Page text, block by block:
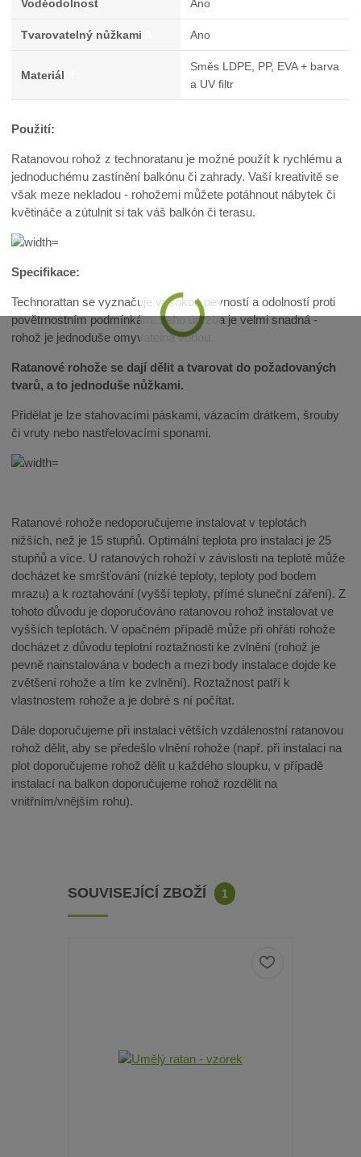
Voděodolnost Ano
Tvarovatelný nůžkami Ano
Materiál
Směs LDPE, PP, EVA + barva
a UV filtr
Použití:
Ratanovou rohož z technoratanu je možné použít k rychlému a
jednoduchému zastínění balkónu či zahrady. Vaší kreativitě se
však meze nekladou - rohožemi můžete potáhnout nábytek či
květináče a zútulnit si tak váš balkón či terasu.
Specifikace:
Technorattan se vyznačuje vysokou pevností a odolností proti
povětrnostním podmínkám. Jeho údržba je velmi snadná -
rohož je jednoduše omyvatelná vodou.
Ratanové rohože se dají dělit a tvarovat do požadovaných
tvarů, a to jednoduše nůžkami.
Přidělat je lze stahovacími páskami, vázacím drátkem, šrouby
či vruty nebo nastřelovacími sponami.
Ratanové rohože nedoporučujeme instalovat v teplotách
nižších, než je 15 stupňů. Optimální teplota pro instalaci je 25
stupňů a více. U ratanových rohoží v závislosti na teplotě může
docházet ke smršťování (nízké teploty, teploty pod bodem
mrazu) a k roztahování (vyšší teploty, přímé sluneční záření). Z
tohoto důvodu je doporučováno ratanovou rohož instalovat ve
vyšších teplotách. V opačném případě může při ohřátí rohože
docházet z důvodu teplotní roztažnosti ke zvlnění (rohož je
pevně nainstalována v bodech a mezi body instalace dojde ke
zvětšení rohože a tím ke zvlnění). Roztažnost patří k
vlastnostem rohože a je dobré s ní počítat.
Dále doporučujeme při instalaci větších vzdálenostní ratanovou
rohož dělit, aby se předešlo vlnění rohože (např. při instalaci na
plot doporučujeme rohož dělit u každého sloupku, v případě
instalací na balkon doporučujeme rohož rozdělit na
vnitřním/vnějším rohu).
SOUVISEJÍCÍ ZBOŽÍ 1